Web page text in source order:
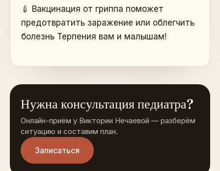
💉 Вакцинация от гриппа поможет
предотвратить заражение или облегчить
болезнь Терпения вам и малышам!
Нужна консультация педиатра?
Онлайн-приём у Виктории Нечаевой — разберём
ситуацию и составим план.
Записаться